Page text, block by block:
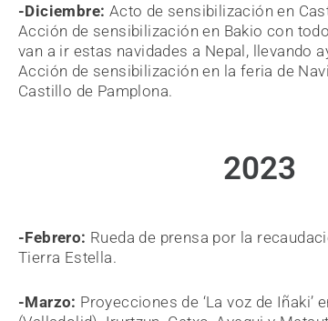
-Diciembre: Acto de sensibilización en
Acción de sensibilización en Bakio con
van a ir estas navidades a Nepal, llevando
Acción de sensibilización en la feria de
Castillo de Pamplona.
2023
-Febrero: Rueda de prensa por la
Tierra Estella.
-Marzo: Proyecciones de ‘La voz de Iñaki’